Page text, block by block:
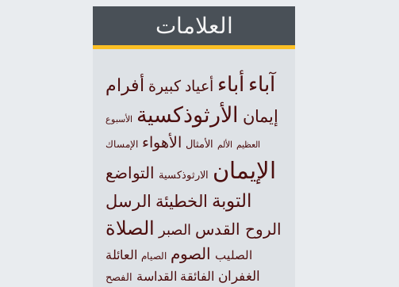
العلامات
آباء أباء أعياد كبيرة أفرام
إيمان الأرثوذكسية الأسبوع
العظيم الألم الأمثال الأهواء الإمساك
الإيمان الارثوذكسية التواضع
التوبة الخطيئة الرسل
الروح القدس الصبر الصلاة
الصليب الصوم الصيام العائلة
الغفران الفائقة القداسة الفصح